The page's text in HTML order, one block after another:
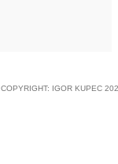
COPYRIGHT: IGOR KUPEC